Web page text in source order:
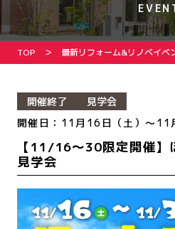
TOP 最新リフォーム&リノベイベ
開催終了
見学会
開催日：11月16日（土）～11
【11/16〜30限定開催】
見学会